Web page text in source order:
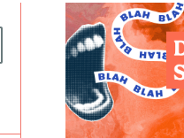
F
E
M
P
R